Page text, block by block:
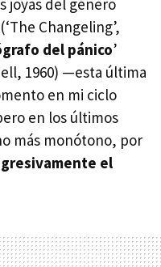
(‘The Changeling’,
del pánico’
1960) —esta última
en mi ciclo
en los últimos
más monótono, por
el